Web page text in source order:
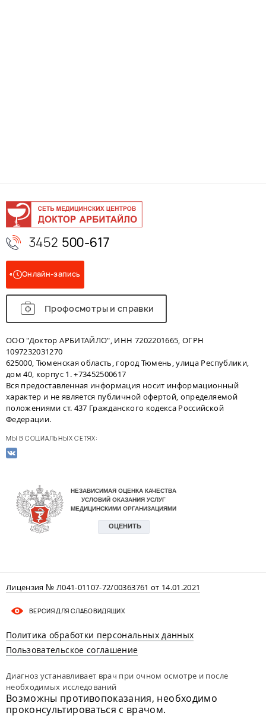
3452 500-617
Онлайн-запись
Профосмотры и справки
ООО "Доктор АРБИТАЙЛО", ИНН 7202201665, ОГРН
1097232031270
625000, Тюменская область, город Тюмень, улица Республики,
дом 40, корпус 1. +73452500617
Вся предоставленная информация носит информационный
характер и не является публичной офертой, определяемой
положениями ст. 437 Гражданского кодекса Российской
Федерации.
МЫ В СОЦИАЛЬНЫХ СЕТЯХ:
Лицензия № Л041-01107-72/00363761 от 14.01.2021
ВЕРСИЯ ДЛЯ СЛАБОВИДЯЩИХ
Политика обработки персональных данных
Пользовательское соглашение
Диагноз устанавливает врач при очном осмотре и после
необходимых исследований
Возможны противопоказания, необходимо
проконсультироваться с врачом.